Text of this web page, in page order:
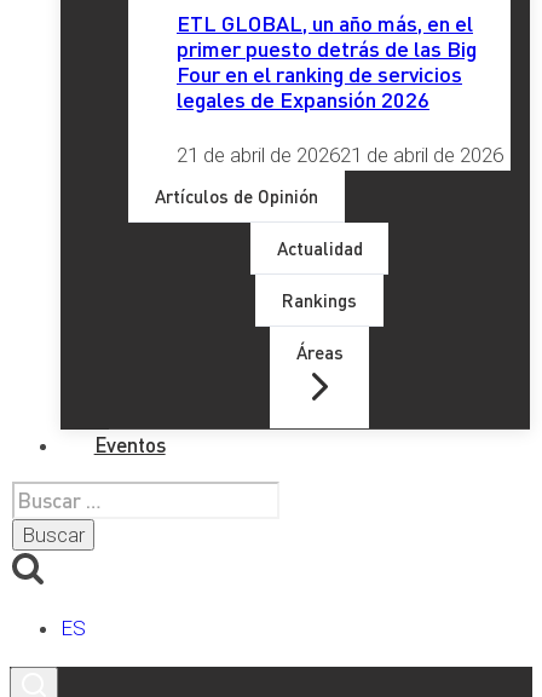
ETL GLOBAL, un año más, en el
primer puesto detrás de las Big
Four en el ranking de servicios
legales de Expansión 2026
21 de abril de 202621 de abril de 2026
Artículos de Opinión
Actualidad
Rankings
Áreas
Eventos
Buscar:
ES